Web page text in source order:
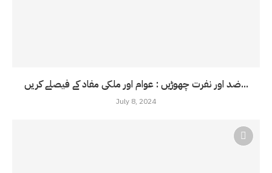
ضد اور نفرت چھوڑیں : عوام اور ملکی مفاد کے فیصلے کریں...
July 8, 2024